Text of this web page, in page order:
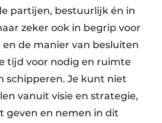
partijen, bestuurlijk én in
zeker ook in begrip voor
de manier van besluiten
tijd voor nodig en ruimte
schipperen. Je kunt niet
vanuit visie en strategie,
geven en nemen in dit